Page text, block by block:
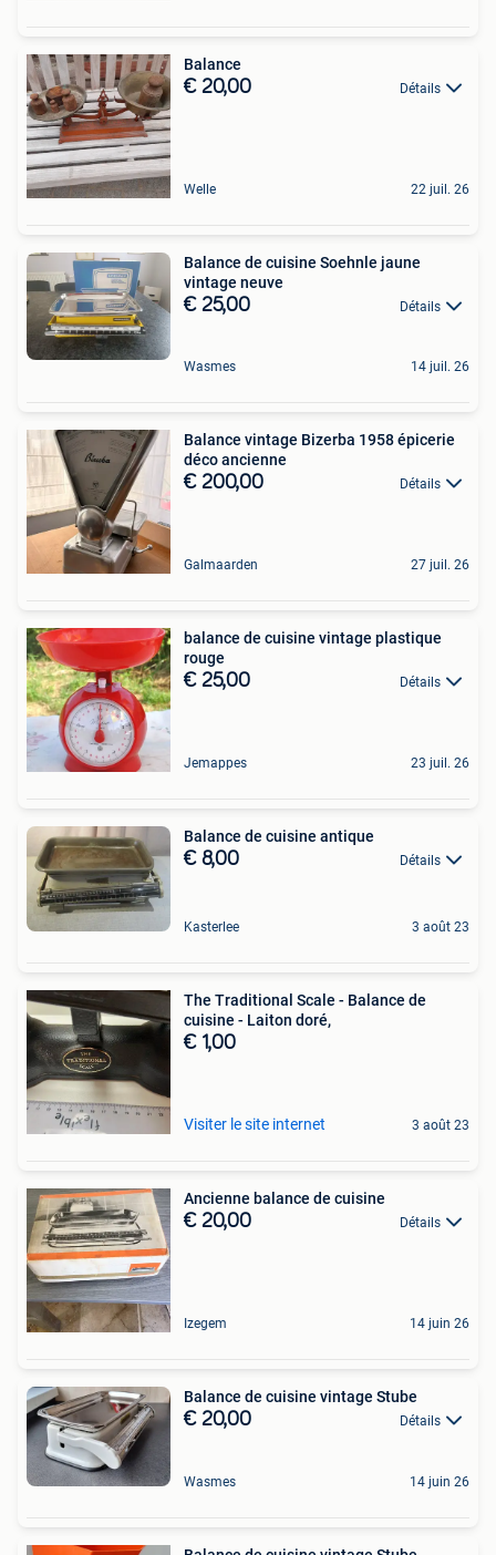
Balance
€ 20,00 Détails
Welle 22 juil. 26
Balance de cuisine Soehnle jaune
vintage neuve
€ 25,00 Détails
Wasmes 14 juil. 26
Balance vintage Bizerba 1958 épicerie
déco ancienne
€ 200,00 Détails
Galmaarden 27 juil. 26
balance de cuisine vintage plastique
rouge
€ 25,00 Détails
Jemappes 23 juil. 26
Balance de cuisine antique
€ 8,00 Détails
Kasterlee 3 août 23
The Traditional Scale - Balance de
cuisine - Laiton doré,
€ 1,00
Visiter le site internet 3 août 23
Ancienne balance de cuisine
€ 20,00 Détails
Izegem 14 juin 26
Balance de cuisine vintage Stube
€ 20,00 Détails
Wasmes 14 juin 26